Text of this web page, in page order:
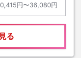
円〜36,080円
る